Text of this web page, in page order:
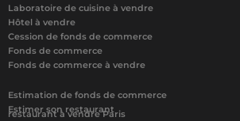
Laboratoire de cuisine à vendre
Hôtel à vendre
Cession de fonds de commerce
Fonds de commerce
Fonds de commerce à vendre
Estimation de fonds de commerce
Estimer son restaurant
restaurant à vendre Paris